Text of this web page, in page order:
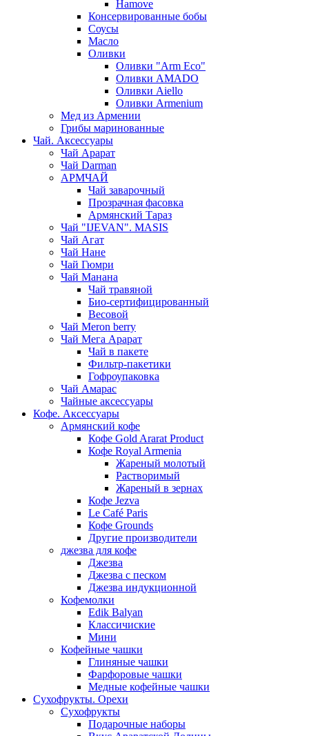
Hamove
Консервированные бобы
Соусы
Масло
Оливки
Оливки "Arm Eco"
Оливки AMADO
Оливки Aiello
Оливки Armenium
Мед из Армении
Грибы маринованные
Чай. Аксессуары
Чай Арарат
Чай Darman
АРМЧАЙ
Чай заварочный
Прозрачная фасовка
Армянский Тараз
Чай "IJEVAN". MASIS
Чай Агат
Чай Нане
Чай Гюмри
Чай Манана
Чай травяной
Био-сертифицированный
Весовой
Чай Meron berry
Чай Мега Арарат
Чай в пакете
Фильтр-пакетики
Гофроупаковка
Чай Амарас
Чайные аксессуары
Кофе. Аксессуары
Армянский кофе
Кофе Gold Ararat Product
Кофе Royal Armenia
Жареный молотый
Растворимый
Жареный в зернах
Кофе Jezva
Le Café Paris
Кофе Grounds
Другие производители
джезва для кофе
Джезва
Джезва с песком
Джезва индукционной
Кофемолки
Edik Balyan
Классичиские
Мини
Кофейные чашки
Глиняные чашки
Фарфоровые чашки
Медные кофейные чашки
Сухофрукты. Орехи
Сухофрукты
Подарочные наборы